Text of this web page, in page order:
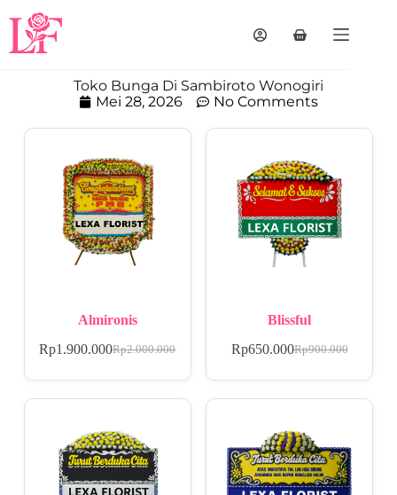
Toko Bunga Di Sambiroto Wonogiri
Mei 28, 2026
No Comments
Almironis
Rp2.000.000
Rp1.900.000
Blissful
Rp900.000
Rp650.000